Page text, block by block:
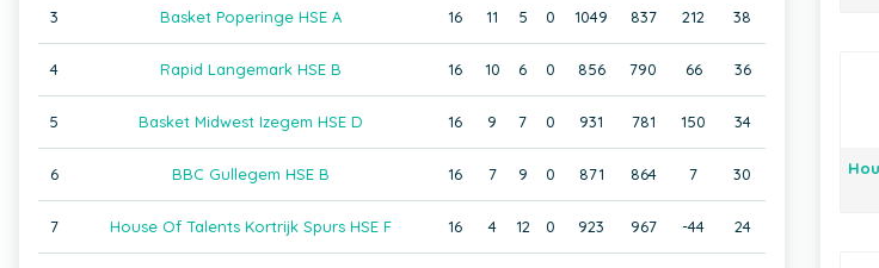
3 Basket Poperinge HSE A 16 11 5 0 1049 837 212 38
4 Rapid Langemark HSE B 16 10 6 0 856 790 66 36
5 Basket Midwest Izegem HSE D 16 9 7 0 931 781 150 34
6 BBC Gullegem HSE B 16 7 9 0 871 864 7 30
7 House Of Talents Kortrijk Spurs HSE F 16 4 12 0 923 967 -44 24